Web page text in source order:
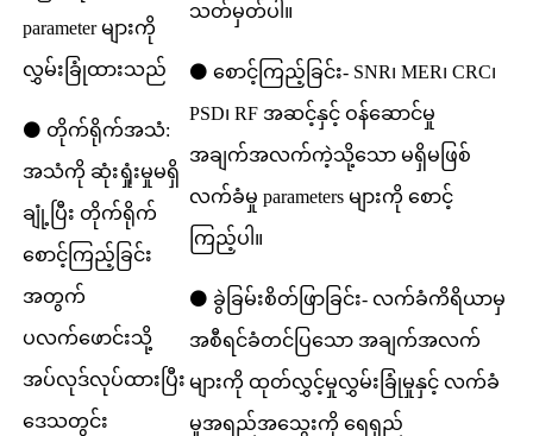
parameter များကို
လွှမ်းခြုံထားသည်
⚫ တိုက်ရိုက်အသံ:
အသံကို ဆုံးရှုံးမှုမရှိ
ချုံ့ပြီး တိုက်ရိုက်
စောင့်ကြည့်ခြင်း
အတွက်
ပလက်ဖောင်းသို့
အပ်လုဒ်လုပ်ထားပြီး
ဒေသတွင်း
သတ်မှတ်ပါ။
⚫ စောင့်ကြည့်ခြင်း- SNR၊ MER၊ CRC၊
PSD၊ RF အဆင့်နှင့် ဝန်ဆောင်မှု
အချက်အလက်ကဲ့သို့သော မရှိမဖြစ်
လက်ခံမှု parameters များကို စောင့်
ကြည့်ပါ။
⚫ ခွဲခြမ်းစိတ်ဖြာခြင်း- လက်ခံကိရိယာမှ
အစီရင်ခံတင်ပြသော အချက်အလက်
များကို ထုတ်လွှင့်မှုလွှမ်းခြုံမှုနှင့် လက်ခံ
မှုအရည်အသွေးကို ရေရှည်